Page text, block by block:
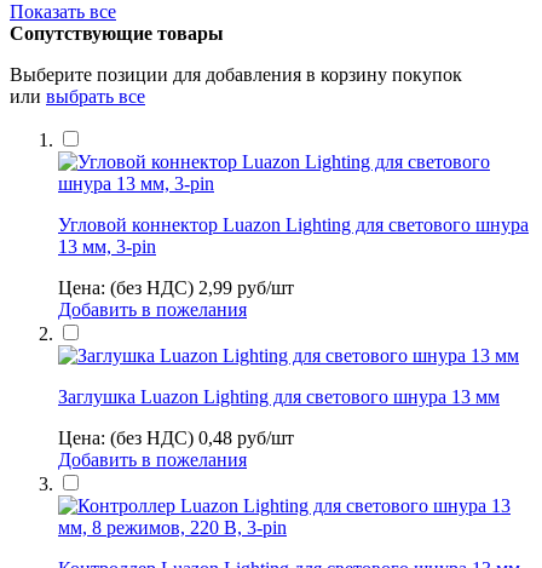
Показать все
Сопутствующие товары
Выберите позиции для добавления в корзину покупок
или выбрать все
Угловой коннектор Luazon Lighting для светового шнура
13 мм, 3-pin
Цена: (без НДС) 2,99 руб/шт
Добавить в пожелания
Заглушка Luazon Lighting для светового шнура 13 мм
Цена: (без НДС) 0,48 руб/шт
Добавить в пожелания